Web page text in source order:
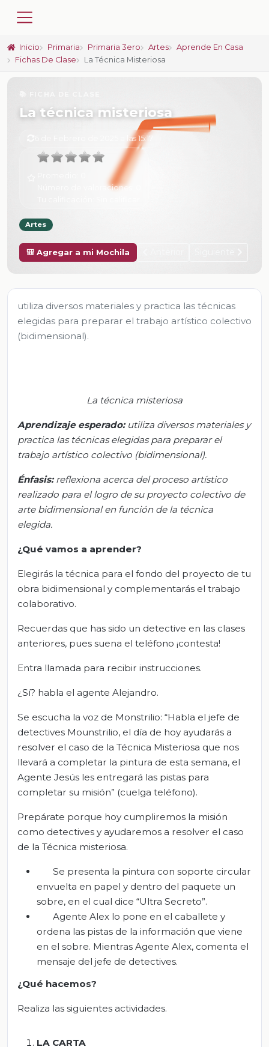
Inicio Primaria Primaria 3ero Artes
Aprende En Casa
Fichas De Clase
La Técnica Misteriosa
La técnica misteriosa
6 de Febrero de 2025 a las 15:17
Número de valoraciones:
Artes
🎒 Agregar a mi Mochila
utiliza diversos materiales y practica las técnicas
elegidas para preparar el trabajo artístico colectivo
(bidimensional).
La técnica misteriosa
Aprendizaje esperado: utiliza diversos materiales y
practica las técnicas elegidas para preparar el
trabajo artístico colectivo (bidimensional).
Énfasis:reflexiona acerca del proceso artístico
realizado para el logro de su proyecto colectivo de
arte bidimensional en función de la técnica
elegida.
¿Qué vamos a aprender?
Elegirás la técnica para el fondo del proyecto de tu
obra bidimensional y complementarás el trabajo
colaborativo.
Recuerdas que has sido un detective en las clases
anteriores, pues suena el teléfono ¡contesta!
Entra llamada para recibir instrucciones.
¿Sí? habla el agente Alejandro.
Se escucha la voz de Monstrilio: “Habla el jefe de
detectives Mounstrilio, el día de hoy ayudarás a
resolver el caso de la Técnica Misteriosa que nos
llevará a completar la pintura de esta semana, el
Agente Jesús les entregará las pistas para
completar su misión” (cuelga teléfono).
Prepárate porque hoy cumpliremos la misión
como detectives y ayudaremos a resolver el caso
de la Técnica misteriosa.
Se presenta la pintura con soporte circular
envuelta en papel y dentro del paquete un
sobre, en el cual dice “Ultra Secreto”.
Agente Alex lo pone en el caballete y
ordena las pistas de la información que viene
en el sobre. Mientras Agente Alex, comenta el
mensaje del jefe de detectives.
¿Qué hacemos?
Realiza las siguientes actividades.
LA CARTA